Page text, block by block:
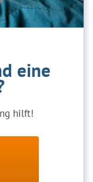
eine
hilft!